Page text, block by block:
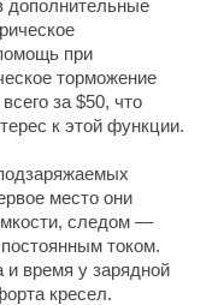
дополнительные
при
торможение
за $50, что
к этой функции.
место они
следом —
током.
и время у зарядной
кресел.